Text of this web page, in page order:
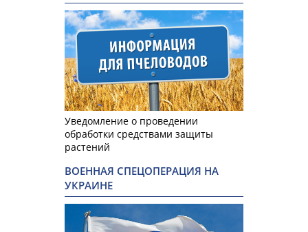
Уведомление о проведении
обработки средствами защиты
растений
ВОЕННАЯ СПЕЦОПЕРАЦИЯ НА
УКРАИНЕ